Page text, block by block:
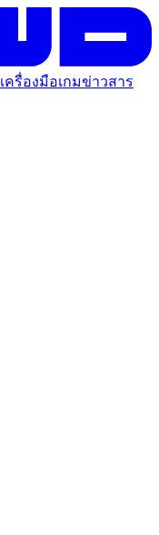
เครื่องมือเกมข่าวสาร